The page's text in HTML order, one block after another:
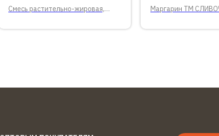
Смесь растительно-жировая,
Маргарин ТМ